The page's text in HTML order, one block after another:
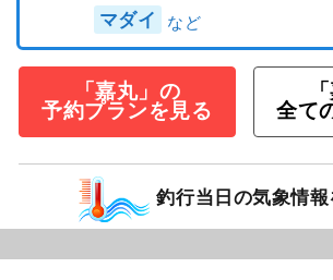
マダイ
「嘉丸」の
予約プランを見る
全て
釣行当日の気象情報